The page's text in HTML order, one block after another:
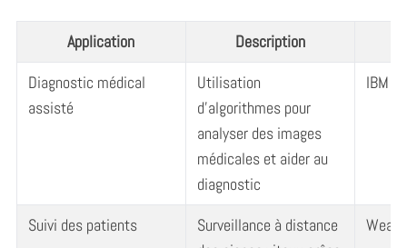
Application
Description
Diagnostic médical
assisté
Utilisation
d’algorithmes pour
analyser des images
médicales et aider au
diagnostic
IBM
Suivi des patients
Surveillance à distance